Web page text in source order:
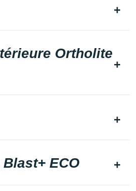
Ortholite
ECO